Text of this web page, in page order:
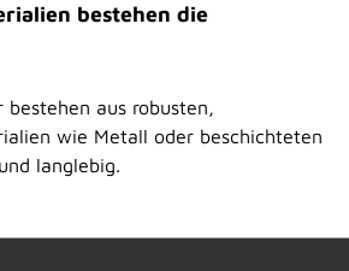
bestehen die
bestehen aus robusten,
wie Metall oder beschichteten
langlebig.